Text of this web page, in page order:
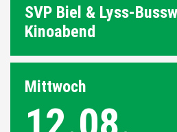
SVP Biel & Lyss-
Kinoabend
Mittwoch